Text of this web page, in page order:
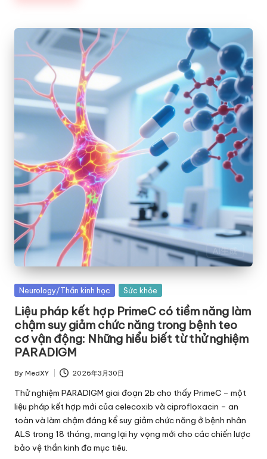
Posted
Neurology/Thần kinh học Sức khỏe
Liệu pháp kết hợp PrimeC có tiềm năng làm
chậm suy giảm chức năng trong bệnh teo
cơ vận động: Những hiểu biết từ thử nghiệm
PARADIGM
Posted
by
By MedXY 2026年3月30日
Thử nghiệm PARADIGM giai đoạn 2b cho thấy PrimeC – một
liệu pháp kết hợp mới của celecoxib và ciprofloxacin – an
toàn và làm chậm đáng kể suy giảm chức năng ở bệnh nhân
ALS trong 18 tháng, mang lại hy vọng mới cho các chiến lược
bảo vệ thần kinh đa mục tiêu.